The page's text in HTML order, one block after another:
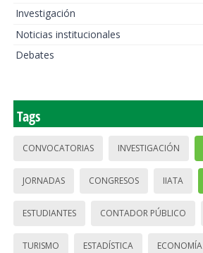
Investigación
Noticias institucionales
Debates
Tags
CONVOCATORIAS INVESTIGACIÓN
JORNADAS CONGRESOS IIATA
ESTUDIANTES CONTADOR PÚBLICO
TURISMO ESTADÍSTICA ECONOMÍA